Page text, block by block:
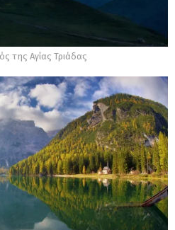
της Αγίας Τριάδας